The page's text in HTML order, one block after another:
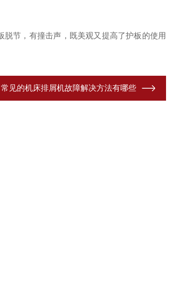
节，有撞击声，既美观又提高了护板的使用
常见的机床排屑机故障解决方法有哪些